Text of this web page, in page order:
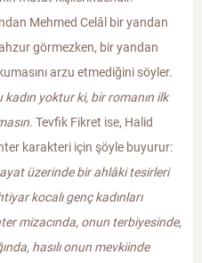
Mehmed Celâl bir yandan
görmezken, bir yandan
arzu etmediğini söyler.
yoktur ki, bir romanın ilk
. Tevfik Fikret ise, Halid
karakteri için şöyle buyurur:
üzerinde bir ahlâki tesirleri
kocalı genç kadınları
mizacında, onun terbiyesinde,
hasılı onun mevkiinde